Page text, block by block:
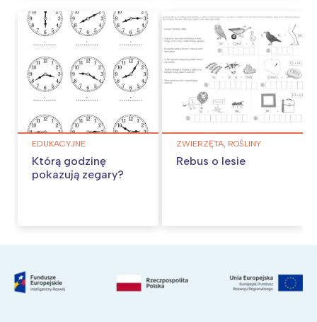
EDUKACYJNE
Którą godzinę
pokazują zegary?
ZWIERZĘTA, ROŚLINY
Rebus o lesie